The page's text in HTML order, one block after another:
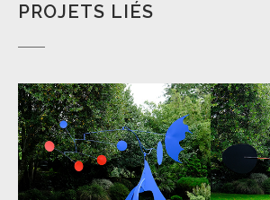
PROJETS LIÉS